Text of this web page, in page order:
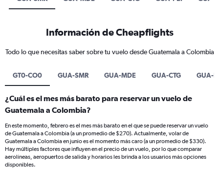
Información de Cheapflights
Todo lo que necesitas saber sobre tu vuelo desde Guatemala a Colombia
GT0-CO0 GUA-SMR GUA-MDE GUA-CTG GUA-
¿Cuál es el mes más barato para reservar un vuelo de
Guatemala a Colombia?
En este momento, febrero es el mes más barato en el que se puede reservar un vuelo
de Guatemala a Colombia (a un promedio de $270). Actualmente, volar de
Guatemala a Colombia en junio es el momento más caro (a un promedio de $330).
Hay múltiples factores que influyen en el precio de un vuelo, por lo que comparar
aerolíneas, aeropuertos de salida y horarios les brinda a los usuarios más opciones
disponibles.